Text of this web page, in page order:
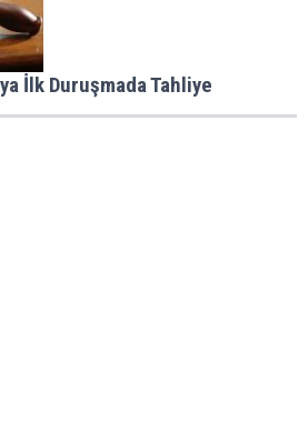
İlk Duruşmada Tahliye